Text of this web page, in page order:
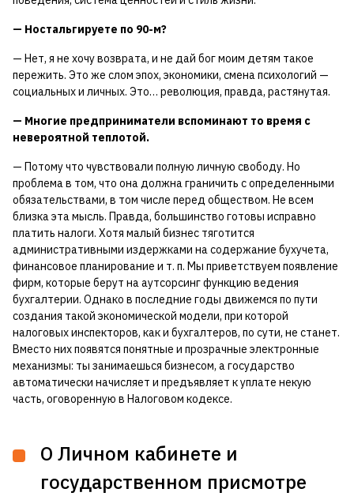
— Ностальгируете по 90-м?
— Нет, я не хочу возврата, и не дай бог моим детям такое
пережить. Это же слом эпох, экономики, смена психологий —
социальных и личных. Это… революция, правда, растянутая.
— Многие предприниматели вспоминают то время с
невероятной теплотой.
— Потому что чувствовали полную личную свободу. Но
проблема в том, что она должна граничить с определенными
обязательствами, в том числе перед обществом. Не всем
близка эта мысль. Правда, большинство готовы исправно
платить налоги. Хотя малый бизнес тяготится
административными издержками на содержание бухучета,
финансовое планирование и т. п. Мы приветствуем появление
фирм, которые берут на аутсорсинг функцию ведения
бухгалтерии. Однако в последние годы движемся по пути
создания такой экономической модели, при которой
налоговых инспекторов, как и бухгалтеров, по сути, не станет.
Вместо них появятся понятные и прозрачные электронные
механизмы: ты занимаешься бизнесом, а государство
автоматически начисляет и предъявляет к уплате некую
часть, оговоренную в Налоговом кодексе.
О Личном кабинете и
государственном присмотре